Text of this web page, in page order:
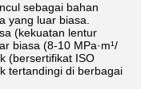
sebagai bahan
yang luar biasa.
(kekuatan lentur
biasa (8-10 MPa·m¹/
(bersertifikat ISO
tertandingi di berbagai